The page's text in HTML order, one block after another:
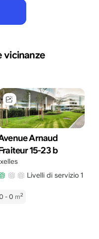
vicinanze
Arnaud
15-23 b
Livelli di servizio 1
- 0 m2